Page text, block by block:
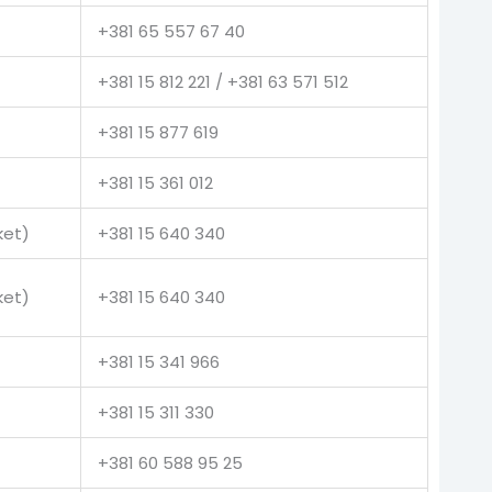
+381 65 557 67 40
+381 15 812 221 / +381 63 571 512
+381 15 877 619
+381 15 361 012
+381 15 640 340
+381 15 640 340
+381 15 341 966
+381 15 311 330
+381 60 588 95 25